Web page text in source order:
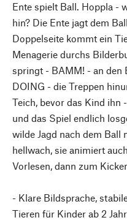
Ente spielt Ball. Hoppla -
hin? Die Ente jagt dem
Doppelseite kommt ein
Menagerie durchs
springt - BAMM! - an den
DOING - die Treppen
Teich, bevor das Kind ihn
und das Spiel endlich
wilde Jagd nach dem Ball
hellwach, sie animiert
Vorlesen, dann zum
- Klare Bildsprache,
Tieren für Kinder ab 2